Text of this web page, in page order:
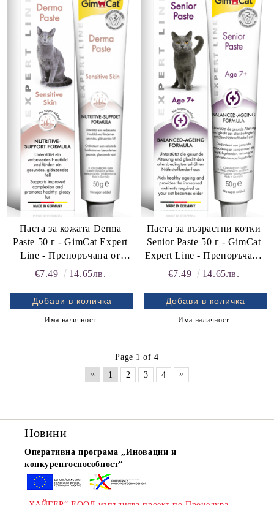
Паста за кожата Derma
Paste 50 г - GimCat Expert
Line - Препоръчана от
ветеринари
€7.49 14.65лв.
Има наличност
Паста за възрастни котки
Senior Paste 50 г - GimCat
Expert Line - Препоръчана
от ветеринарите
€7.49 14.65лв.
Има наличност
Page 1 of 4
«
1 2 3 4 »
Новини
Оперативна програма „Иновации и
конкурентоспособност“